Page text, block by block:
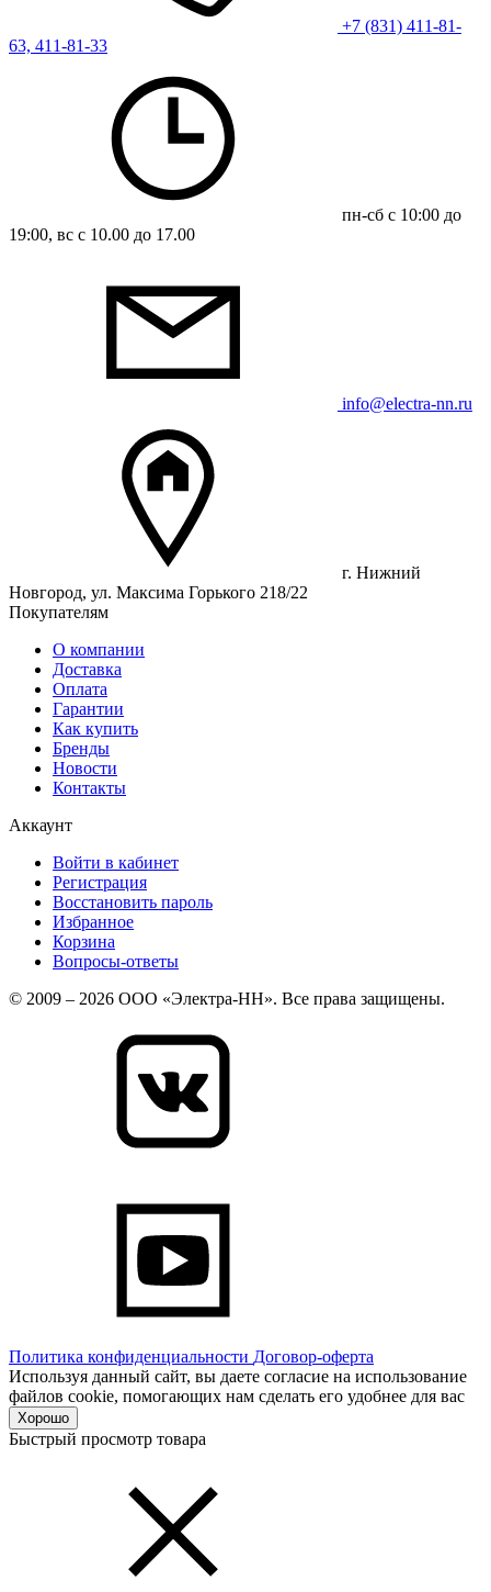
+7 (831) 411-81-
63, 411-81-33
пн-сб с 10:00 до
19:00, вс с 10.00 до 17.00
info@electra-nn.ru
г. Нижний
Новгород, ул. Максима Горького 218/22
Покупателям
О компании
Доставка
Оплата
Гарантии
Как купить
Бренды
Новости
Контакты
Аккаунт
Войти в кабинет
Регистрация
Восстановить пароль
Избранное
Корзина
Вопросы-ответы
© 2009 – 2026 ООО «Электра-НН». Все права защищены.
Политика конфиденциальности Договор-оферта
Используя данный сайт, вы даете согласие на использование
файлов cookie, помогающих нам сделать его удобнее для вас
Хорошо
Быстрый просмотр товара